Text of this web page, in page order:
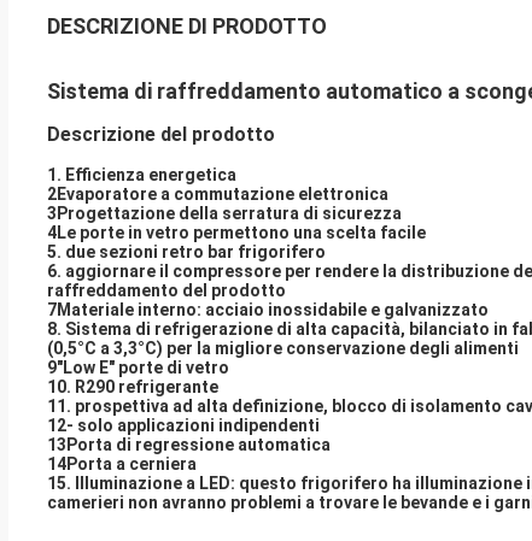
DESCRIZIONE DI PRODOTTO
Sistema di raffreddamento automatico a
Descrizione del prodotto
1. Efficienza energetica
2Evaporatore a commutazione elettronica
3Progettazione della serratura di sicurezza
4Le porte in vetro permettono una scelta facile
5. due sezioni retro bar frigorifero
6. aggiornare il compressore per rendere la distribuzione
raffreddamento del prodotto
7Materiale interno: acciaio inossidabile e galvanizzato
8. Sistema di refrigerazione di alta capacità, bilanciato in
(0,5°C a 3,3°C) per la migliore conservazione degli alimenti
9"Low E" porte di vetro
10. R290 refrigerante
11. prospettiva ad alta definizione, blocco di isolamento
12- solo applicazioni indipendenti
13Porta di regressione automatica
14Porta a cerniera
15. Illuminazione a LED: questo frigorifero ha
camerieri non avranno problemi a trovare le bevande e i